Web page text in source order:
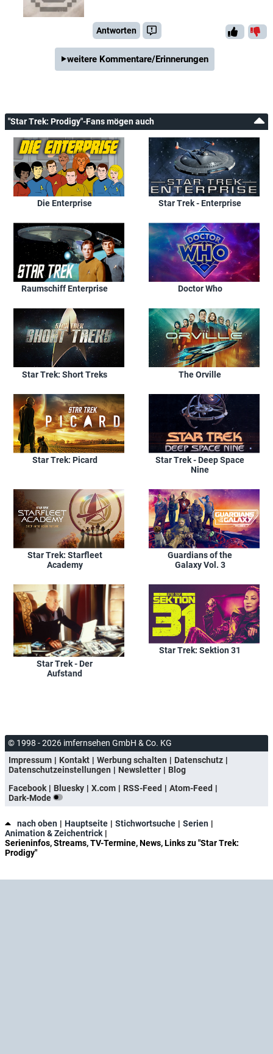
Antworten
weitere Kommentare/Erinnerungen
"Star Trek: Prodigy"-Fans mögen auch
Die Enterprise Star Trek - Enterprise
Raumschiff Enterprise Doctor Who
Star Trek: Short Treks The Orville
Star Trek: Picard
Star Trek - Deep Space
Nine
Star Trek: Starfleet
Academy
Guardians of the
Galaxy Vol. 3
Star Trek - Der
Aufstand
Star Trek: Sektion 31
© 1998 - 2026 imfernsehen GmbH & Co. KG
Impressum
Kontakt Werbung schalten
Datenschutz
Datenschutzeinstellungen
Newsletter
Blog
Facebook
Bluesky X.com RSS-Feed
Atom-Feed
Dark-Mode
nach oben Hauptseite Stichwortsuche
Serien
Animation & Zeichentrick
Serieninfos, Streams, TV-Termine, News, Links zu "Star Trek:
Prodigy"